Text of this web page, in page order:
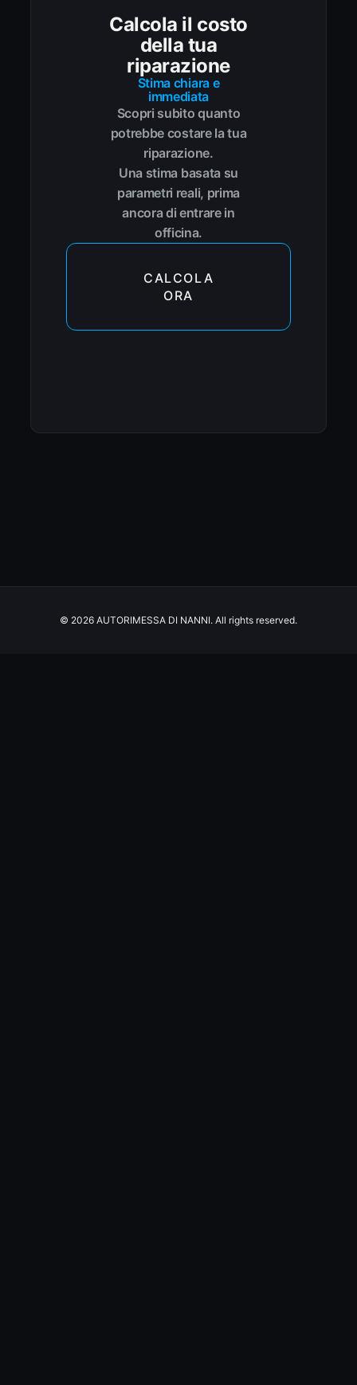
Calcola il costo
della tua
riparazione
Stima chiara e
immediata
Scopri subito quanto
potrebbe costare la tua
riparazione.
Una stima basata su
parametri reali, prima
ancora di entrare in
officina.
CALCOLA
ORA
© 2026 AUTORIMESSA DI NANNI. All rights reserved.